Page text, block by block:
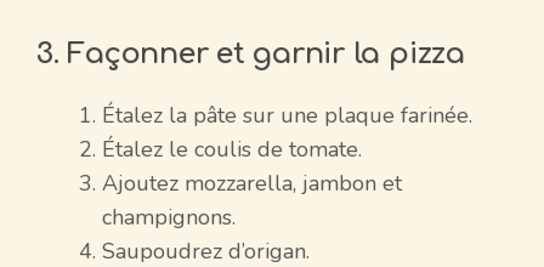
3. Façonner et garnir la pizza
Étalez la pâte sur une plaque farinée.
Étalez le coulis de tomate.
Ajoutez mozzarella, jambon et
champignons.
Saupoudrez d’origan.